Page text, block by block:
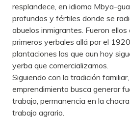
resplandece, en idioma Mbya-
profundos y fértiles donde se
abuelos inmigrantes. Fueron
primeros yerbales allá por el
plantaciones las que aun hoy
yerba que comercializamos.
Siguiendo con la tradición
emprendimiento busca generar
trabajo, permanencia en la
trabajo agrario.